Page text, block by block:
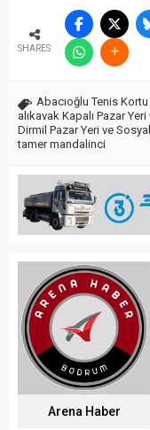
SHARES
Abacıoğlu Tenis
alıkavak Kapalı Pazar
Dirmil Pazar Yeri ve
tamer mandalinci
Arena Haber